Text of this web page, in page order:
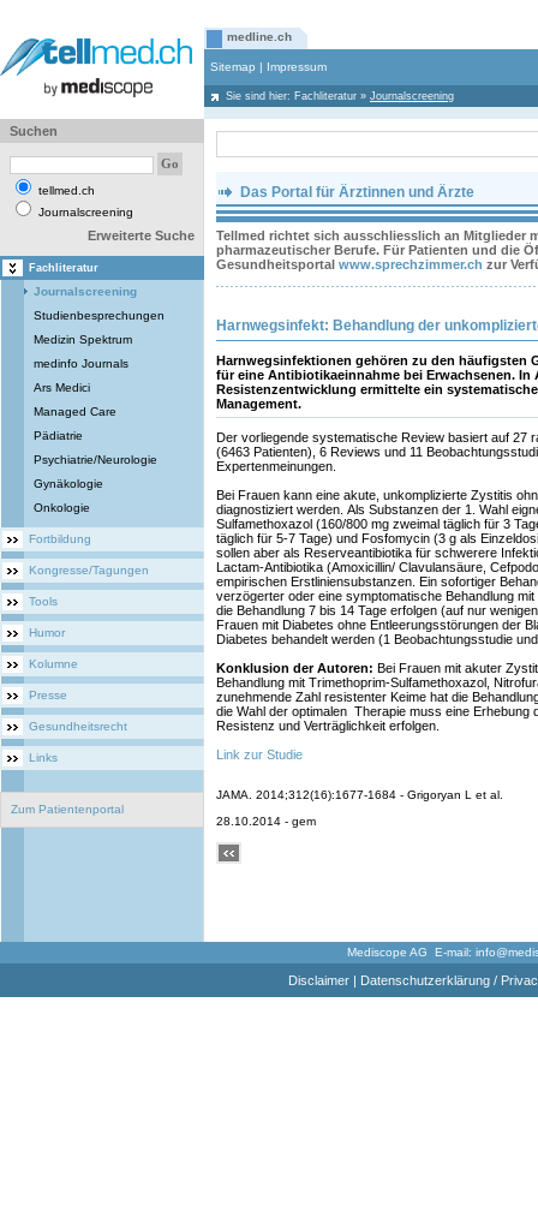
medline.ch
Sitemap | Impressum
Sie sind hier: Fachliteratur » Journalscreening
Suchen
tellmed.ch
Journalscreening
Erweiterte Suche
Fachliteratur
Journalscreening
Studienbesprechungen
Medizin Spektrum
medinfo Journals
Ars Medici
Managed Care
Pädiatrie
Psychiatrie/Neurologie
Gynäkologie
Onkologie
Fortbildung
Kongresse/Tagungen
Tools
Humor
Kolumne
Presse
Gesundheitsrecht
Links
Zum Patientenportal
Das Portal für Ärztinnen und Ärzte
Tellmed richtet sich ausschliesslich an Mitglieder
pharmazeutischer Berufe. Für Patienten und die
Gesundheitsportal www.sprechzimmer.ch zur
Harnwegsinfekt: Behandlung der
Harnwegsinfektionen gehören zu den häufigsten
für eine Antibiotikaeinnahme bei Erwachsenen. In
Resistenzentwicklung ermittelte ein
Management.
Der vorliegende systematische Review basiert auf 27
(6463 Patienten), 6 Reviews und 11
Expertenmeinungen.
Bei Frauen kann eine akute, unkomplizierte Zystitis
diagnostiziert werden. Als Substanzen der 1. Wahl
Sulfamethoxazol (160/800 mg zweimal täglich für 3
täglich für 5-7 Tage) und Fosfomycin (3 g als
sollen aber als Reserveantibiotika für schwerere
Lactam-Antibiotika (Amoxicillin/ Clavulansäure,
empirischen Erstliniensubstanzen. Ein sofortiger
verzögerter oder eine symptomatische Behandlung
die Behandlung 7 bis 14 Tage erfolgen (auf nur
Frauen mit Diabetes ohne Entleerungsstörungen der
Diabetes behandelt werden (1 Beobachtungsstudie
Konklusion der Autoren: Bei Frauen mit akuter
Behandlung mit Trimethoprim-Sulfamethoxazol,
zunehmende Zahl resistenter Keime hat die
die Wahl der optimalen Therapie muss eine Erhebung
Resistenz und Verträglichkeit erfolgen.
Link zur Studie
JAMA. 2014;312(16):1677-1684 - Grigoryan L et al.
28.10.2014 - gem
Mediscope AG E-mail:
Disclaimer| Datenschutzerklärung /